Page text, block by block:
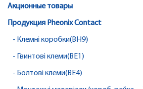
Акционные товары
Продукция Pheonix Contact
- Клемні коробки(BH9)
- Гвинтові клеми(BE1)
- Болтові клеми(BE4)